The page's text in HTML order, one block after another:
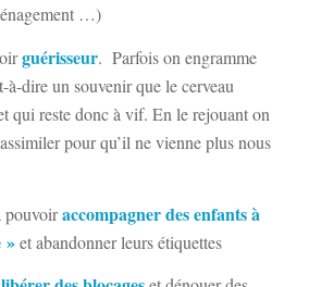
…)
guérisseur. Parfois on engramme
à-dire un souvenir que le cerveau
qui reste donc à vif. En le rejouant on
pour qu’il ne vienne plus nous
pouvoiraccompagner des enfants à
»et abandonner leurs étiquettes